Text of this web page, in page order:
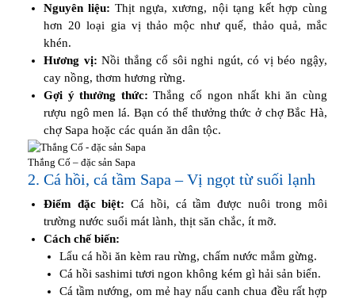
Nguyên liệu: Thịt ngựa, xương, nội tạng kết hợp cùng
hơn 20 loại gia vị thảo mộc như quế, thảo quả, mắc
khén.
Hương vị: Nồi thắng cố sôi nghi ngút, có vị béo ngậy,
cay nồng, thơm hương rừng.
Gợi ý thưởng thức: Thắng cố ngon nhất khi ăn cùng
rượu ngô men lá. Bạn có thể thưởng thức ở chợ Bắc Hà,
chợ Sapa hoặc các quán ăn dân tộc.
Thắng Cố – đặc sản Sapa
2. Cá hồi, cá tầm Sapa – Vị ngọt từ suối lạnh
Điểm đặc biệt: Cá hồi, cá tầm được nuôi trong môi
trường nước suối mát lành, thịt săn chắc, ít mỡ.
Cách chế biến:
Lẩu cá hồi ăn kèm rau rừng, chấm nước mắm gừng.
Cá hồi sashimi tươi ngon không kém gì hải sản biển.
Cá tầm nướng, om mẻ hay nấu canh chua đều rất hợp